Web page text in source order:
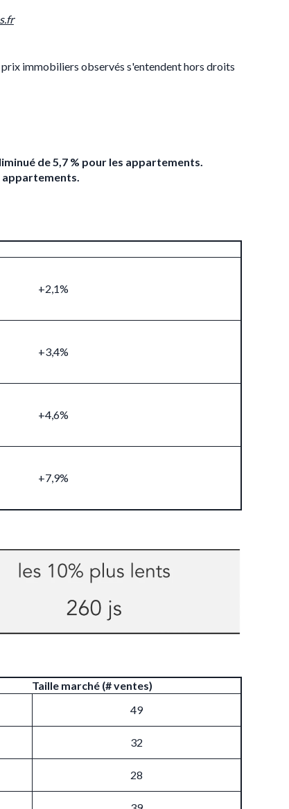
immobiliers observés s'entendent hors droits
de 5,7 % pour les appartements.
appartements.
+2,1%
+3,4%
+4,6%
+7,9%
Taille marché (# ventes)
49
32
28